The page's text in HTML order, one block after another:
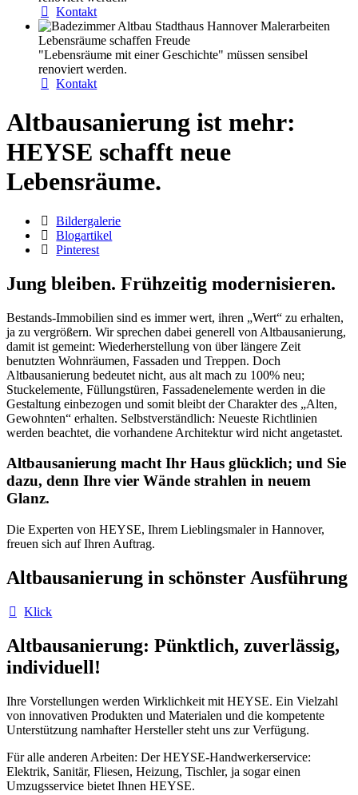
Kontakt
Lebensräume schaffen Freude
"Lebensräume mit einer Geschichte" müssen sensibel
renoviert werden.
Kontakt
Altbausanierung ist mehr:
HEYSE schafft neue
Lebensräume.
Bildergalerie
Blogartikel
Pinterest
Jung bleiben. Frühzeitig modernisieren.
Bestands-Immobilien sind es immer wert, ihren „Wert“ zu erhalten,
ja zu vergrößern. Wir sprechen dabei generell von Altbausanierung,
damit ist gemeint: Wiederherstellung von über längere Zeit
benutzten Wohnräumen, Fassaden und Treppen. Doch
Altbausanierung bedeutet nicht, aus alt mach zu 100% neu;
Stuckelemente, Füllungstüren, Fassadenelemente werden in die
Gestaltung einbezogen und somit bleibt der Charakter des „Alten,
Gewohnten“ erhalten. Selbstverständlich: Neueste Richtlinien
werden beachtet, die vorhandene Architektur wird nicht angetastet.
Altbausanierung macht Ihr Haus glücklich; und Sie
dazu, denn Ihre vier Wände strahlen in neuem
Glanz.
Die Experten von HEYSE, Ihrem Lieblingsmaler in Hannover,
freuen sich auf Ihren Auftrag.
Altbausanierung in schönster Ausführung
Klick
Altbausanierung: Pünktlich, zuverlässig,
individuell!
Ihre Vorstellungen werden Wirklichkeit mit HEYSE. Ein Vielzahl
von innovativen Produkten und Materialen und die kompetente
Unterstützung namhafter Hersteller steht uns zur Verfügung.
Für alle anderen Arbeiten: Der HEYSE-Handwerkerservice:
Elektrik, Sanitär, Fliesen, Heizung, Tischler, ja sogar einen
Umzugsservice bietet Ihnen HEYSE.